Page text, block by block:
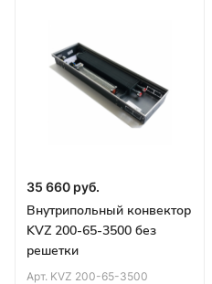
35 660 руб.
Внутрипольный конвектор
KVZ 200-65-3500 без
решетки
Арт. KVZ 200-65-3500